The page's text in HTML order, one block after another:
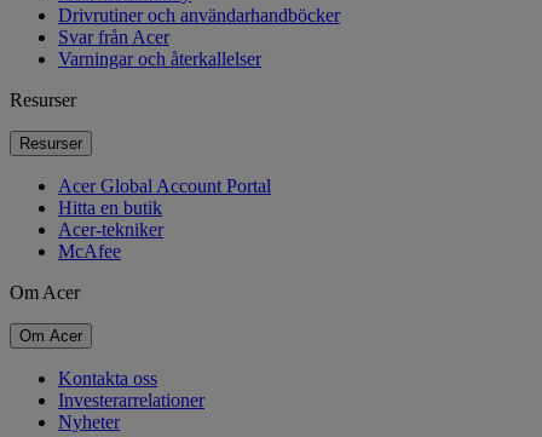
Drivrutiner och användarhandböcker
Svar från Acer
Varningar och återkallelser
Resurser
Resurser
Acer Global Account Portal
Hitta en butik
Acer-tekniker
McAfee
Om Acer
Om Acer
Kontakta oss
Investerarrelationer
Nyheter